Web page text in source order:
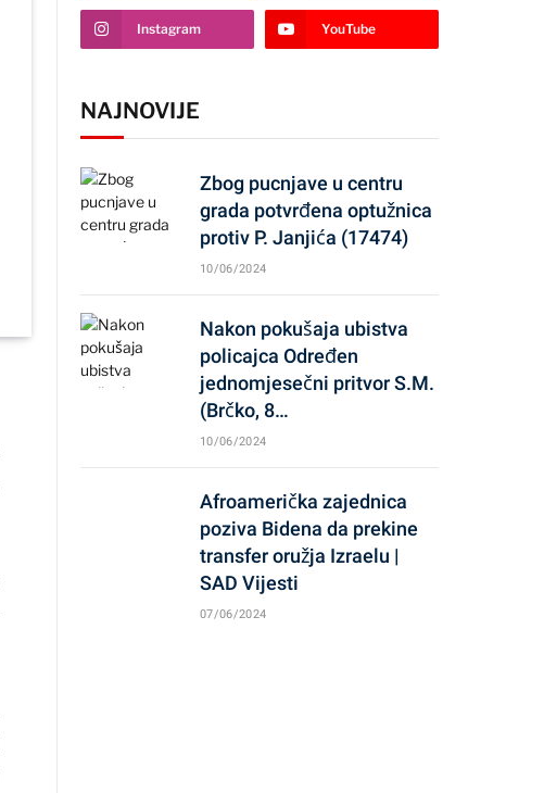
Instagram YouTube
NAJNOVIJE
Zbog pucnjave u centru
grada potvrđena optužnica
protiv P. Janjića (17474)
10/06/2024
Nakon pokušaja ubistva
policajca Određen
jednomjesečni pritvor S.M.
(Brčko, 8…
10/06/2024
Afroamerička zajednica
poziva Bidena da prekine
transfer oružja Izraelu |
SAD Vijesti
07/06/2024